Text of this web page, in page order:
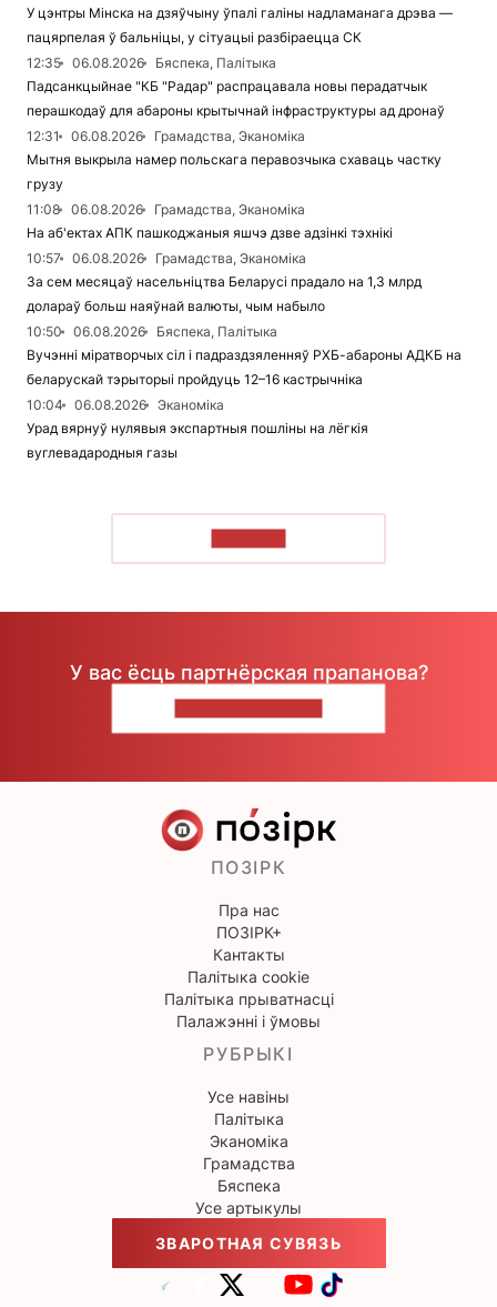
У цэнтры Мінска на дзяўчыну ўпалі галіны надламанага дрэва —
пацярпелая ў бальніцы, у сітуацыі разбіраецца СК
12:35
06.08.2026
Бяспека, Палітыка
Падсанкцыйнае "КБ "Радар" распрацавала новы перадатчык
перашкодаў для абароны крытычнай інфраструктуры ад дронаў
12:31
06.08.2026
Грамадства, Эканоміка
Мытня выкрыла намер польскага перавозчыка схаваць частку
грузу
11:08
06.08.2026
Грамадства, Эканоміка
На аб'ектах АПК пашкоджаныя яшчэ дзве адзінкі тэхнікі
10:57
06.08.2026
Грамадства, Эканоміка
За сем месяцаў насельніцтва Беларусі прадало на 1,3 млрд
долараў больш наяўнай валюты, чым набыло
10:50
06.08.2026
Бяспека, Палітыка
Вучэнні міратворчых сіл і падраздзяленняў РХБ-абароны АДКБ на
беларускай тэрыторыі пройдуць 12–16 кастрычніка
10:04
06.08.2026
Эканоміка
Урад вярнуў нулявыя экспартныя пошліны на лёгкія
вуглевадародныя газы
У вас ёсць партнёрская прапанова?
ПОЗІРК
Пра нас
ПОЗІРК+
Кантакты
Палітыка cookie
Палітыка прыватнасці
Палажэнні і ўмовы
РУБРЫКІ
Усе навіны
Палітыка
Эканоміка
Грамадства
Бяспека
Усе артыкулы
ЗВАРОТНАЯ СУВЯЗЬ